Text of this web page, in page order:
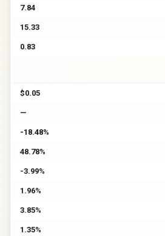
7.84
15.33
0.83
$0.05
—
-18.48%
48.78%
-3.99%
1.96%
3.85%
1.35%